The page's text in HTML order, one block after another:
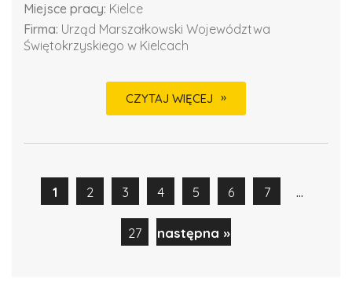
Miejsce pracy: Kielce
Firma: Urząd Marszałkowski Województwa
Świętokrzyskiego w Kielcach
CZYTAJ WIĘCEJ
1 2 3 4 5 6 7 ...
27 następna »